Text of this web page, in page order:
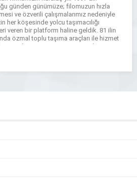
günden günümüze; filomuzun hızla
ve özverili çalışmalarımız nedeniyle
her köşesinde yolcu taşımacılığı
veren bir platform haline geldik. 81 ilin
özmal toplu taşıma araçları ile hizmet
her geçen gün yeni projeleri ve yeni